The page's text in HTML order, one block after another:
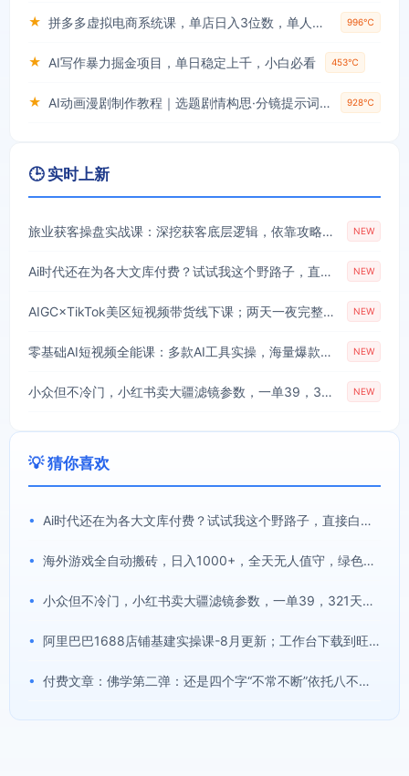
★ 拼多多虚拟电商系统课，单店日入3位数，单人可管理3-8家店【附货源】 996℃
★ AI写作暴力掘金项目，单日稳定上千，小白必看 453℃
★ AI动画漫剧制作教程｜选题剧情构思·分镜提示词撰写·AI绘图配音·2D动画制作·剪映实操完成完整漫剧成片 928℃
🕒 实时上新
旅业获客操盘实战课：深挖获客底层逻辑，依靠攻略内容搭建旅游行业稳定引流体系 NEW
Ai时代还在为各大文库付费？试试我这个野路子，直接白嫖各大文库！ NEW
AIGC×TikTok美区短视频带货线下课；两天一夜完整回放，12小时高清视频收录头部操盘手全流程教学 NEW
零基础AI短视频全能课：多款AI工具实操，海量爆款模板搭配剪辑带货全流程 NEW
小众但不冷门，小红书卖大疆滤镜参数，一单39，321天卖了1.7w+份 NEW
💡 猜你喜欢
• Ai时代还在为各大文库付费？试试我这个野路子，直接白嫖各大文库！
• 海外游戏全自动搬砖，日入1000+，全天无人值守，绿色稳定！
• 小众但不冷门，小红书卖大疆滤镜参数，一单39，321天卖了1.7w+份
• 阿里巴巴1688店铺基建实操课-8月更新；工作台下载到旺铺装修客服分流，手把手搞定开店全部必备操作
• 付费文章：佛学第二弹：还是四个字“不常不断”依托八不偈解读无我因果连续之理